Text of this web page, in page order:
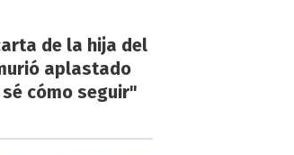
de la hija del
aplastado
cómo seguir"